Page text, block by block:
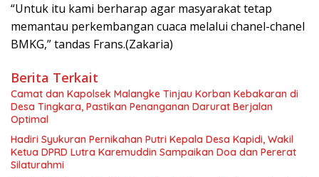
“Untuk itu kami berharap agar masyarakat tetap
memantau perkembangan cuaca melalui chanel-chanel
BMKG,” tandas Frans.(Zakaria)
Berita Terkait
Camat dan Kapolsek Malangke Tinjau Korban Kebakaran di
Desa Tingkara, Pastikan Penanganan Darurat Berjalan
Optimal
Hadiri Syukuran Pernikahan Putri Kepala Desa Kapidi, Wakil
Ketua DPRD Lutra Karemuddin Sampaikan Doa dan Pererat
Silaturahmi